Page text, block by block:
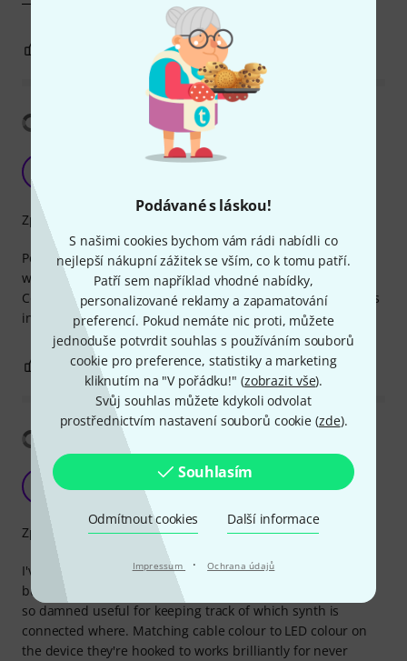
Podávané s láskou!
S našimi cookies bychom vám rádi nabídli co
nejlepší nákupní zážitek se vším, co k tomu patří.
Patří sem například vhodné nabídky,
personalizované reklamy a zapamatování
preferencí. Pokud nemáte nic proti, můžete
jednoduše potvrdit souhlas s používáním souborů
cookie pro preference, statistiky a marketing
kliknutím na "V pořádku!" (zobrazit vše).
Svůj souhlas můžete kdykoli odvolat
prostřednictvím nastavení souborů cookie (zde).
Souhlasím
Odmítnout cookies Další informace
Impressum · Ochrana údajů
OHLÁSIT HODNOCENÍ
Zobrazit překlad
Cheap and cheerful
Perfect cable, it's cheap, it's durable and it's colourered,
which makes it really easy to colour code the studio.
Connectors are of good quality, I have many of these cables
in different sizes and colours... No problems so far!!!
Zpracování
0 OHLÁSIT HODNOCENÍ
Zobrazit překlad
Anonymní 26.03.2015
I've rated a previous colour of these cables, but I've been
buying more and more of them just because they've been
so damned useful for keeping track of which synth is
connected where. Matching cable colour to LED colour on
the device they're hooked to works brilliantly for never
Zpracování